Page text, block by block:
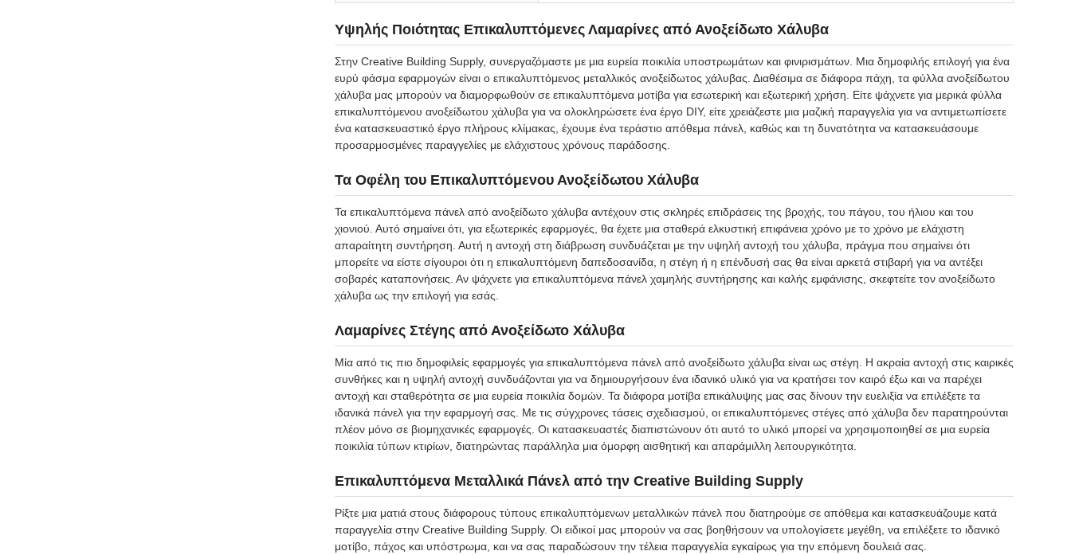
Υψηλής Ποιότητας Επικαλυπτόμενες Λαμαρίνες από Ανοξείδωτο Χάλυβα
Στην Creative Building Supply, συνεργαζόμαστε με μια ευρεία ποικιλία υποστρωμάτων και φινιρισμάτων. Μια δημοφιλής επιλογή για ένα
ευρύ φάσμα εφαρμογών είναι ο επικαλυπτόμενος μεταλλικός ανοξείδωτος χάλυβας. Διαθέσιμα σε διάφορα πάχη, τα φύλλα ανοξείδωτου
χάλυβα μας μπορούν να διαμορφωθούν σε επικαλυπτόμενα μοτίβα για εσωτερική και εξωτερική χρήση. Είτε ψάχνετε για μερικά φύλλα
επικαλυπτόμενου ανοξείδωτου χάλυβα για να ολοκληρώσετε ένα έργο DIY, είτε χρειάζεστε μια μαζική παραγγελία για να αντιμετωπίσετε
ένα κατασκευαστικό έργο πλήρους κλίμακας, έχουμε ένα τεράστιο απόθεμα πάνελ, καθώς και τη δυνατότητα να κατασκευάσουμε
προσαρμοσμένες παραγγελίες με ελάχιστους χρόνους παράδοσης.
Τα Οφέλη του Επικαλυπτόμενου Ανοξείδωτου Χάλυβα
Τα επικαλυπτόμενα πάνελ από ανοξείδωτο χάλυβα αντέχουν στις σκληρές επιδράσεις της βροχής, του πάγου, του ήλιου και του
χιονιού. Αυτό σημαίνει ότι, για εξωτερικές εφαρμογές, θα έχετε μια σταθερά ελκυστική επιφάνεια χρόνο με το χρόνο με ελάχιστη
απαραίτητη συντήρηση. Αυτή η αντοχή στη διάβρωση συνδυάζεται με την υψηλή αντοχή του χάλυβα, πράγμα που σημαίνει ότι
μπορείτε να είστε σίγουροι ότι η επικαλυπτόμενη δαπεδοσανίδα, η στέγη ή η επένδυσή σας θα είναι αρκετά στιβαρή για να αντέξει
σοβαρές καταπονήσεις. Αν ψάχνετε για επικαλυπτόμενα πάνελ χαμηλής συντήρησης και καλής εμφάνισης, σκεφτείτε τον ανοξείδωτο
χάλυβα ως την επιλογή για εσάς.
Λαμαρίνες Στέγης από Ανοξείδωτο Χάλυβα
Μία από τις πιο δημοφιλείς εφαρμογές για επικαλυπτόμενα πάνελ από ανοξείδωτο χάλυβα είναι ως στέγη. Η ακραία αντοχή στις καιρικές
συνθήκες και η υψηλή αντοχή συνδυάζονται για να δημιουργήσουν ένα ιδανικό υλικό για να κρατήσει τον καιρό έξω και να παρέχει
αντοχή και σταθερότητα σε μια ευρεία ποικιλία δομών. Τα διάφορα μοτίβα επικάλυψης μας σας δίνουν την ευελιξία να επιλέξετε τα
ιδανικά πάνελ για την εφαρμογή σας. Με τις σύγχρονες τάσεις σχεδιασμού, οι επικαλυπτόμενες στέγες από χάλυβα δεν παρατηρούνται
πλέον μόνο σε βιομηχανικές εφαρμογές. Οι κατασκευαστές διαπιστώνουν ότι αυτό το υλικό μπορεί να χρησιμοποιηθεί σε μια ευρεία
ποικιλία τύπων κτιρίων, διατηρώντας παράλληλα μια όμορφη αισθητική και απαράμιλλη λειτουργικότητα.
Επικαλυπτόμενα Μεταλλικά Πάνελ από την Creative Building Supply
Ρίξτε μια ματιά στους διάφορους τύπους επικαλυπτόμενων μεταλλικών πάνελ που διατηρούμε σε απόθεμα και κατασκευάζουμε κατά
παραγγελία στην Creative Building Supply. Οι ειδικοί μας μπορούν να σας βοηθήσουν να υπολογίσετε μεγέθη, να επιλέξετε το ιδανικό
μοτίβο, πάχος και υπόστρωμα, και να σας παραδώσουν την τέλεια παραγγελία εγκαίρως για την επόμενη δουλειά σας.